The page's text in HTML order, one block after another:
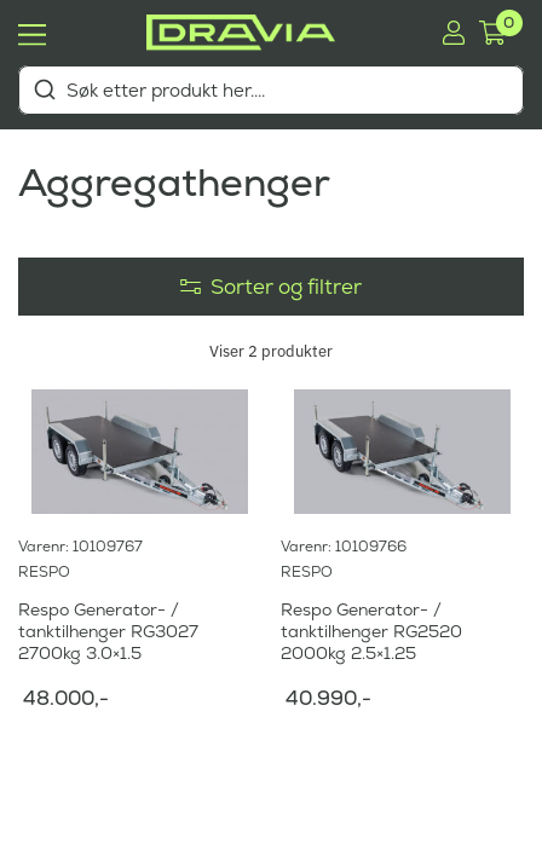
0
Aggregathenger
Sorter og filtrer
Viser 2 produkter
Varenr: 10109767
RESPO
Respo Generator- /
tanktilhenger RG3027
2700kg 3.0×1.5
48.000,-
Varenr: 10109766
RESPO
Respo Generator- /
tanktilhenger RG2520
2000kg 2.5×1.25
40.990,-